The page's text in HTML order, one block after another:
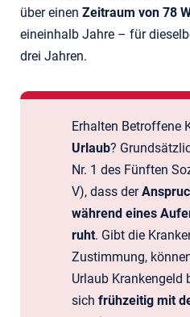
über einen Zeitraum von 78
eineinhalb Jahre – für
drei Jahren.
Erhalten Betroffene
Urlaub?
Nr. 1 des Fünften
V), dass der
während eines
ruht. Gibt die
Zustimmung,
Urlaub Krankengeld
sich frühzeitig mit